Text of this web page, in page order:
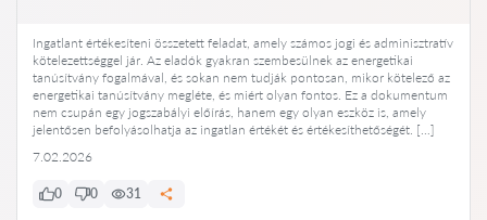
Ingatlant értékesíteni összetett feladat, amely számos jogi és adminisztratív
kötelezettséggel jár. Az eladók gyakran szembesülnek az energetikai
tanúsítvány fogalmával, és sokan nem tudják pontosan, mikor kötelező az
energetikai tanúsítvány megléte, és miért olyan fontos. Ez a dokumentum
nem csupán egy jogszabályi előírás, hanem egy olyan eszköz is, amely
jelentősen befolyásolhatja az ingatlan értékét és értékesíthetőségét. […]
7.02.2026
0 0 31